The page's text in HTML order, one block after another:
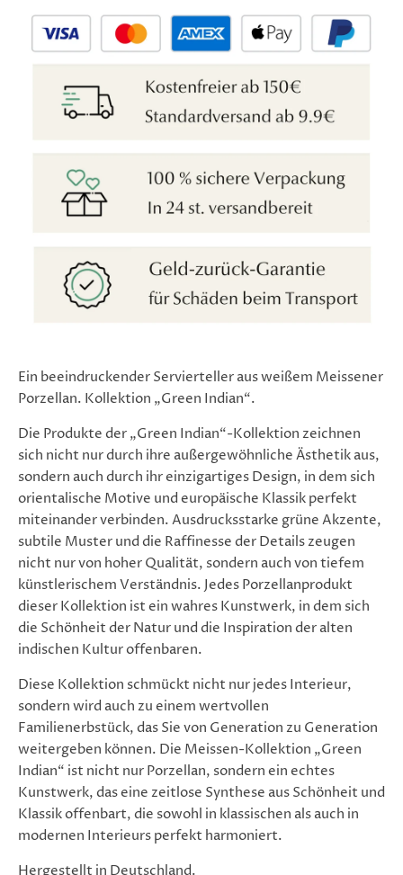
Ein beeindruckender Servierteller aus weißem Meissener
Porzellan. Kollektion „Green Indian“.
Die Produkte der „Green Indian“-Kollektion zeichnen
sich nicht nur durch ihre außergewöhnliche Ästhetik aus,
sondern auch durch ihr einzigartiges Design, in dem sich
orientalische Motive und europäische Klassik perfekt
miteinander verbinden. Ausdrucksstarke grüne Akzente,
subtile Muster und die Raffinesse der Details zeugen
nicht nur von hoher Qualität, sondern auch von tiefem
künstlerischem Verständnis. Jedes Porzellanprodukt
dieser Kollektion ist ein wahres Kunstwerk, in dem sich
die Schönheit der Natur und die Inspiration der alten
indischen Kultur offenbaren.
Diese Kollektion schmückt nicht nur jedes Interieur,
sondern wird auch zu einem wertvollen
Familienerbstück, das Sie von Generation zu Generation
weitergeben können. Die Meissen-Kollektion „Green
Indian“ ist nicht nur Porzellan, sondern ein echtes
Kunstwerk, das eine zeitlose Synthese aus Schönheit und
Klassik offenbart, die sowohl in klassischen als auch in
modernen Interieurs perfekt harmoniert.
Hergestellt in Deutschland.